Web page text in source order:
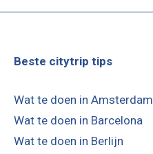
Beste citytrip tips
Wat te doen in Amsterdam
Wat te doen in Barcelona
Wat te doen in Berlijn